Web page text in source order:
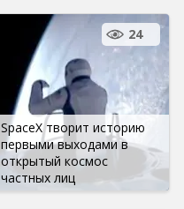
SpaceX творит историю
первыми выходами в
открытый космос
частных лиц
24